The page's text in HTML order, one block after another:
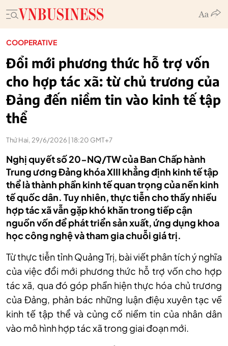
COOPERATIVE
Đổi mới phương thức hỗ trợ vốn
cho hợp tác xã: từ chủ trương của
Đảng đến niềm tin vào kinh tế tập
thể
Thứ Hai, 29/6/2026 | 18:20 GMT+7
Nghị quyết số 20-NQ/TW của Ban Chấp hành
Trung ương Đảng khóa XIII khẳng định kinh tế tập
thể là thành phần kinh tế quan trọng của nền kinh
tế quốc dân. Tuy nhiên, thực tiễn cho thấy nhiều
hợp tác xã vẫn gặp khó khăn trong tiếp cận
nguồn vốn để phát triển sản xuất, ứng dụng khoa
học công nghệ và tham gia chuỗi giá trị.
Từ thực tiễn tỉnh Quảng Trị, bài viết phân tích ý nghĩa
của việc đổi mới phương thức hỗ trợ vốn cho hợp
tác xã, qua đó góp phần hiện thực hóa chủ trương
của Đảng, phản bác những luận điệu xuyên tạc về
kinh tế tập thể và củng cố niềm tin của nhân dân
vào mô hình hợp tác xã trong giai đoạn mới.